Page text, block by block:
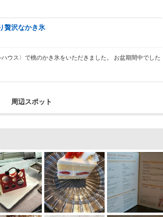
贅沢なかき氷
ウス〉で桃のかき氷をいただきました。 お盆期間中でした
周辺スポット